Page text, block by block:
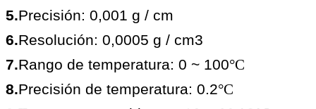
5.Precisión: 0,001 g / cm
6.Resolución: 0,0005 g / cm3
7.Rango de temperatura: 0 ~ 100°C
8.Precisión de temperatura: 0.2°C